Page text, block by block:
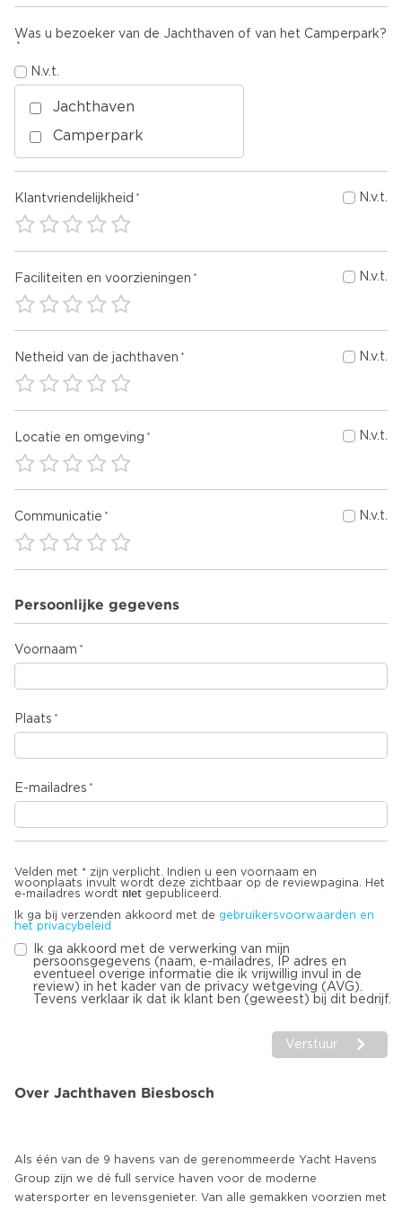
Was u bezoeker van de Jachthaven of van het Camperpark?
Jachthaven
Camperpark
N.v.t.
Klantvriendelijkheid N.v.t.
Faciliteiten en voorzieningen N.v.t.
Netheid van de jachthaven N.v.t.
Locatie en omgeving N.v.t.
Communicatie N.v.t.
Persoonlijke gegevens
Voornaam
Plaats
E-mailadres
Velden met * zijn verplicht. Indien u een voornaam en
woonplaats invult wordt deze zichtbaar op de reviewpagina. Het
e-mailadres wordt niet gepubliceerd.
Ik ga bij verzenden akkoord met de gebruikersvoorwaarden en
het privacybeleid
Ik ga akkoord met de verwerking van mijn
persoonsgegevens (naam, e-mailadres, IP adres en
eventueel overige informatie die ik vrijwillig invul in de
review) in het kader van de privacy wetgeving (AVG).
Tevens verklaar ik dat ik klant ben (geweest) bij dit bedrijf.
Verstuur
Over Jachthaven Biesbosch
Als één van de 9 havens van de gerenommeerde Yacht Havens
Group zijn we dé full service haven voor de moderne
watersporter en levensgenieter. Van alle gemakken voorzien met